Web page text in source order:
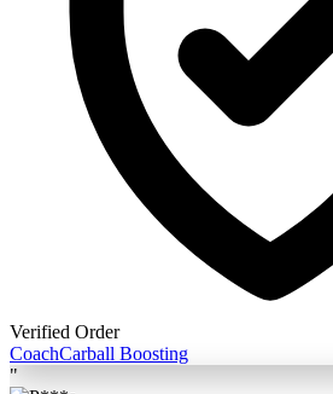
Verified Order
CoachCarball Boosting
"